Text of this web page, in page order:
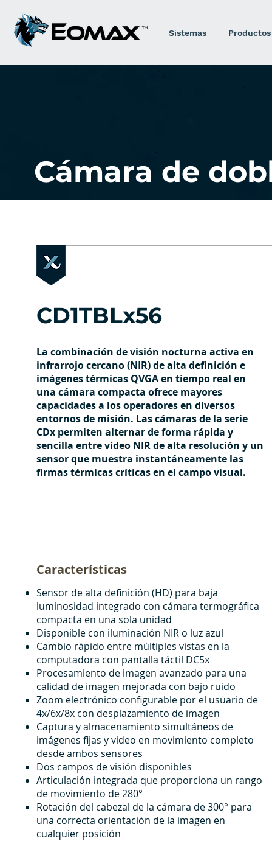
Sistemas Productos
Cámara de
CD1TBLx56
La combinación de visión nocturna activa en
infrarrojo cercano (NIR) de alta definición e
imágenes térmicas QVGA en tiempo real en
una cámara compacta ofrece mayores
capacidades a los operadores en diversos
entornos de misión. Las cámaras de la serie
CDx permiten alternar de forma rápida y
sencilla entre vídeo NIR de alta resolución y un
sensor que muestra instantáneamente las
firmas térmicas críticas en el campo visual.
Características
Sensor de alta definición (HD) para baja
luminosidad integrado con cámara termográfica
compacta en una sola unidad
Disponible con iluminación NIR o luz azul
Cambio rápido entre múltiples vistas en la
computadora con pantalla táctil DC5x
Procesamiento de imagen avanzado para una
calidad de imagen mejorada con bajo ruido
Zoom electrónico configurable por el usuario de
4x/6x/8x con desplazamiento de imagen
Captura y almacenamiento simultáneos de
imágenes fijas y video en movimiento completo
desde ambos sensores
Dos campos de visión disponibles
Articulación integrada que proporciona un rango
de movimiento de 280°
Rotación del cabezal de la cámara de 300° para
una correcta orientación de la imagen en
cualquier posición